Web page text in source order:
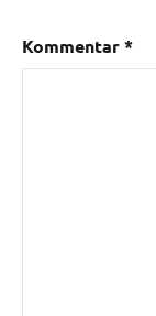
Kommentar*